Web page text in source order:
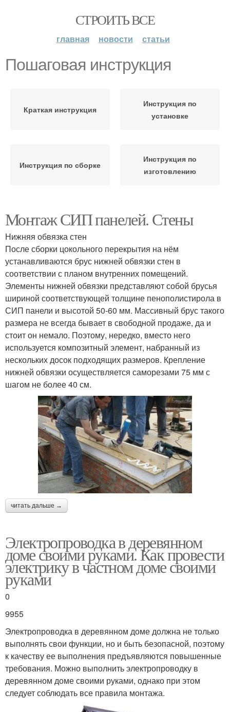
СТРОИТЬ ВСЕ
главная новости статьи
Пошаговая инструкция
Краткая инструкция
Инструкция по
установке
Инструкция по сборке
Инструкция по
изготовлению
Монтаж СИП панелей. Стены
Нижняя обвязка стен
После сборки цокольного перекрытия на нём
устанавливаются брус нижней обвязки стен в
соответствии с планом внутренних помещений.
Элементы нижней обвязки представляют собой брусья
шириной соответствующей толщине пенополистирола в
СИП панели и высотой 50-60 мм. Массивный брус такого
размера не всегда бывает в свободной продаже, да и
стоит он немало. Поэтому, нередко, вместо него
используется композитный элемент, набранный из
нескольких досок подходящих размеров. Крепление
нижней обвязки осуществляется саморезами 75 мм с
шагом не более 40 см.
читать дальше →
Электропроводка в деревянном
доме своими руками. Как провести
электрику в частном доме своими
руками
0
9955
Электропроводка в деревянном доме должна не только
выполнять свои функции, но и быть безопасной, поэтому
к качеству ее выполнения предъявляются повышенные
требования. Можно выполнить электропроводку в
деревянном доме своими руками, однако при этом
следует соблюдать все правила монтажа.